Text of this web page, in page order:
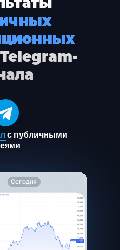
с публичными